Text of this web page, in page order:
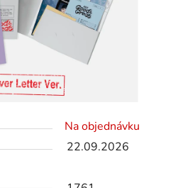
Na objednávku
22.09.2026